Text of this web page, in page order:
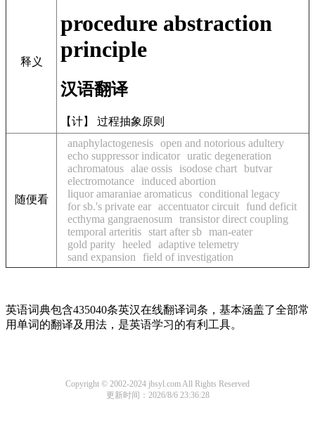
释义
procedure abstraction
principle
汉语翻译
【计】 过程抽象原则
随便看
anaphylactogenesis open and notorious adultery
echo suppressor indicator uratic degeneration
achromatous alae ossis isodose chart butvar
electromotance
induced abortion
liquor amaraniae aromaticus conditional legacy
for sb.'s private ear accentuator circuit
fund deficit
ecthyma gangraenosum
transistor direct coupling
temporal arteritis start after sb man-eater
gold parity heeled
adaptive telemetry
sand expansion
field of investigation
英语词典包含435040条英汉在线翻译词条，基本涵盖了全部常
用单词的翻译及用法，是英语学习的有利工具。
Copyright © 2002-2024 jbsyl.com All Rights Reserved
更新时间：2026/8/6 23:36:28